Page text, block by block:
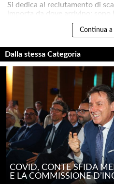
Si dedica al reclutamento di
importa da dove arrivino: sono
Continua a
Dalla stessa Categoria
COVID, CONTE SFIDA
E LA COMMISSIONE